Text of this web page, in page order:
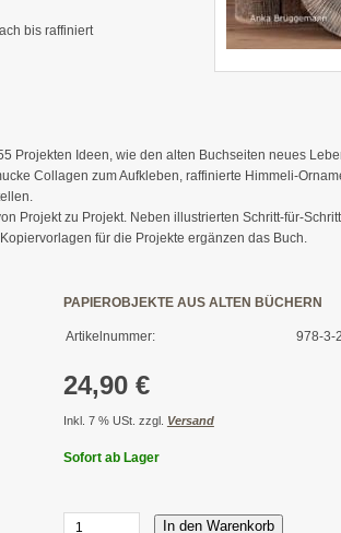
bis raffiniert
Projekten Ideen, wie den alten Buchseiten neues
Collagen zum Aufkleben, raffinierte Himmeli-
Projekt zu Projekt. Neben illustrierten Schritt-für-
für die Projekte ergänzen das Buch.
PAPIEROBJEKTE AUS ALTEN BÜCHERN
Artikelnummer: 978-3-
24,90 €
Inkl. 7 % USt. zzgl. Versand
Sofort ab Lager
In den Warenkorb